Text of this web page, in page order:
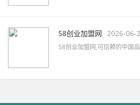
58创业加盟网 2026-06-
58创业加盟网,可信赖的中国